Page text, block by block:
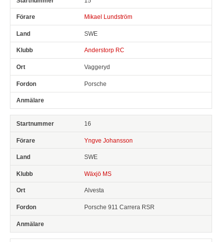
Mikael Lundström
SWE
Anderstorp RC
Vaggeryd
Porsche
16
Yngve Johansson
SWE
Wäxjö MS
Alvesta
Porsche 911 Carrera RSR